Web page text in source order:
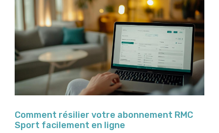
Comment résilier votre abonnement RMC
Sport facilement en ligne